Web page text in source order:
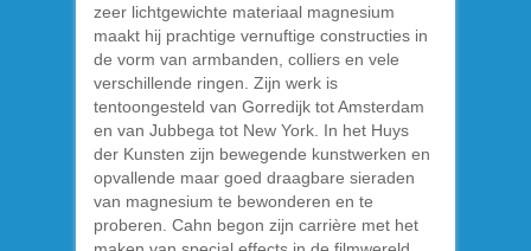
zeer lichtgewichte materiaal magnesium
maakt hij prachtige vernuftige constructies in
de vorm van armbanden, colliers en vele
verschillende ringen. Zijn werk is
tentoongesteld van Gorredijk tot Amsterdam
en van Jubbega tot New York. In het Huys
der Kunsten zijn bewegende kunstwerken en
opvallende maar goed draagbare sieraden
van magnesium te bewonderen en te
proberen. Cahn begon zijn carrière met het